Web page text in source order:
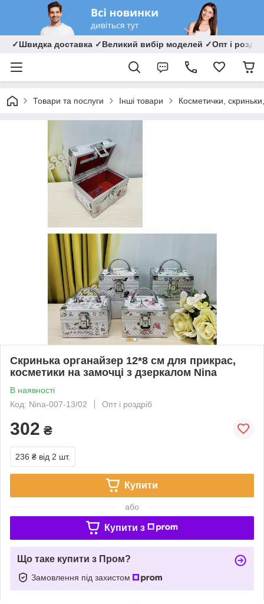
✓Швидка доставка ✓Великий вибір моделей ✓Опт і
Товари та послуги Інші товари Косметички,
Скринька органайзер 12*8 см для прикрас,
косметики на замочці з дзеркалом Nina
В наявності
Код: Nina-007-13/02
Опт і роздріб
302 ₴
236 ₴ від 2 шт.
Купити
або
Купити з
Що таке купити з Пром?
Замовлення під захистом